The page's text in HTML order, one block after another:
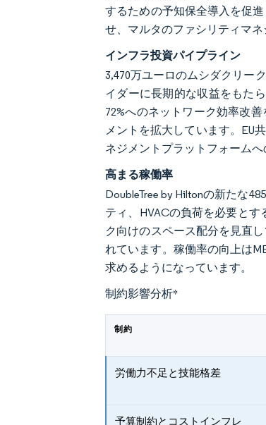
するための予知保全導入を促
せ、マルタのファシリティマ
インフラ投資パイプライン
3,470万ユーロのムシダクリー
イダーに長期的な収益をもた
72%へのネットワーク効率改
メントを拡大しています。EU
ネジメントプラットフォーム
高まる稼働率
DoubleTree by Hiltonの新たな
ティ、HVACの負荷を必要と
ク向けのスペース配分を見直
れています。稼働率の向上は
求めるようになっています。
制約影響分析*
制約
労働力不足と技能格差
予算制約とコストインフレ